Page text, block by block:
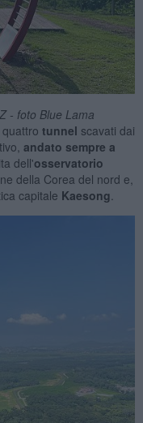
- foto Blue Lama
tunnel scavati dai
andato sempre a
dell'osservatorio
della Corea del nord e,
capitale Kaesong.